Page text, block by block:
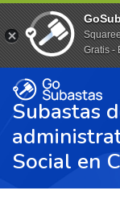
Subastas
Social en
Gratis -